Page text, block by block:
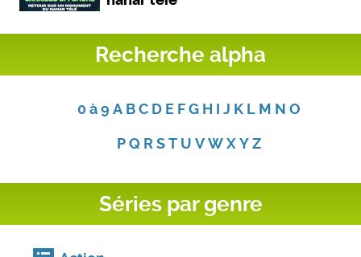
Recherche alpha
0 à 9 A B C D E F G H I J K L M N O
P Q R S T U V W X Y Z
Séries par genre